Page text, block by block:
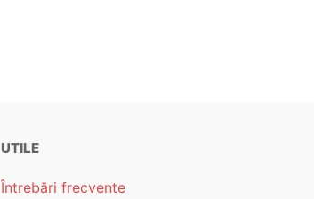
UTILE
Întrebări frecvente